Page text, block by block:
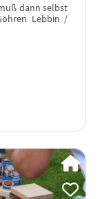
dann selbst
Lebbin /